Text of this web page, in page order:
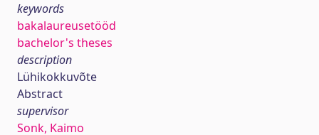
keywords
bakalaureusetööd
bachelor's theses
description
Lühikokkuvõte
Abstract
supervisor
Sonk, Kaimo